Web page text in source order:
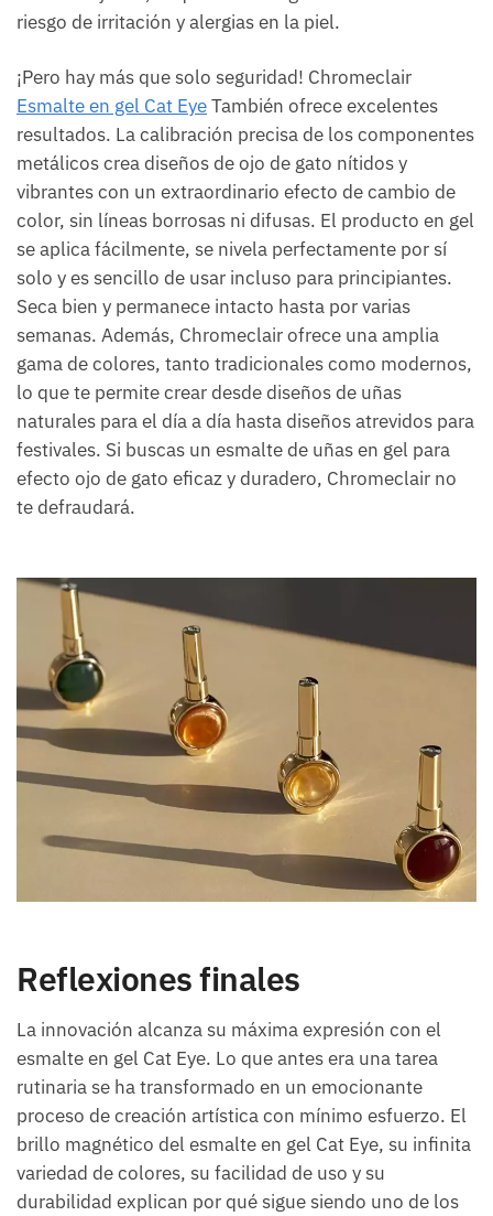
riesgo de irritación y alergias en la piel.
¡Pero hay más que solo seguridad! Chromeclair
Esmalte en gel Cat EyeTambién ofrece excelentes
resultados. La calibración precisa de los componentes
metálicos crea diseños de ojo de gato nítidos y
vibrantes con un extraordinario efecto de cambio de
color, sin líneas borrosas ni difusas. El producto en gel
se aplica fácilmente, se nivela perfectamente por sí
solo y es sencillo de usar incluso para principiantes.
Seca bien y permanece intacto hasta por varias
semanas. Además, Chromeclair ofrece una amplia
gama de colores, tanto tradicionales como modernos,
lo que te permite crear desde diseños de uñas
naturales para el día a día hasta diseños atrevidos para
festivales. Si buscas un esmalte de uñas en gel para
efecto ojo de gato eficaz y duradero, Chromeclair no
te defraudará.
Reflexiones finales
La innovación alcanza su máxima expresión con el
esmalte en gel Cat Eye. Lo que antes era una tarea
rutinaria se ha transformado en un emocionante
proceso de creación artística con mínimo esfuerzo. El
brillo magnético del esmalte en gel Cat Eye, su infinita
variedad de colores, su facilidad de uso y su
durabilidad explican por qué sigue siendo uno de los